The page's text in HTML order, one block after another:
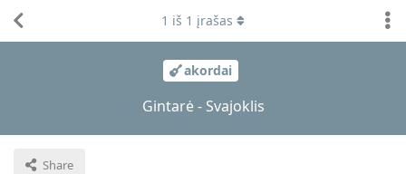
akordai
Gintarė - Svajoklis
Share
1 iš 1 įrašas